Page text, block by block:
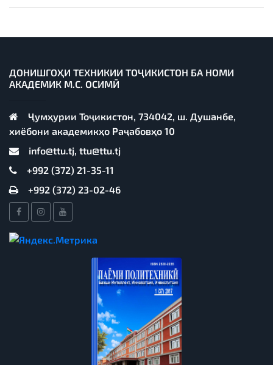
ДОНИШГОҲИ ТЕХНИКИИ ТОҶИКИСТОН БА НОМИ
АКАДЕМИК М.С. ОСИМӢ
Ҷумҳурии Тоҷикистон, 734042, ш. Душанбе,
хиёбони академикҳо Раҷабовҳо 10
info@ttu.tj, ttu@ttu.tj
+992 (372) 21-35-11
+992 (372) 23-02-46